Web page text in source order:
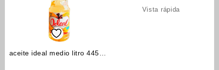
aceite ideal medio litro 445ml
Vista rápida